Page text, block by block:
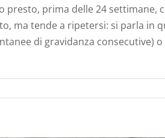
presto, prima delle 24 settimane,
ma tende a ripetersi: si parla in
di gravidanza consecutive)
Rh in gravidanza